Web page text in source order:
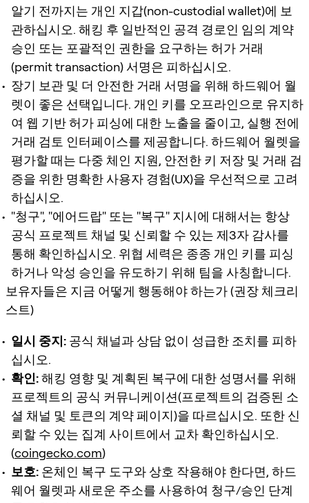
알기 전까지는 개인 지갑(non-custodial wallet)에 보
관하십시오. 해킹 후 일반적인 공격 경로인 임의 계약
승인 또는 포괄적인 권한을 요구하는 허가 거래
(permit transaction) 서명은 피하십시오.
장기 보관 및 더 안전한 거래 서명을 위해 하드웨어 월
렛이 좋은 선택입니다. 개인 키를 오프라인으로 유지하
여 웹 기반 허가 피싱에 대한 노출을 줄이고, 실행 전에
거래 검토 인터페이스를 제공합니다. 하드웨어 월렛을
평가할 때는 다중 체인 지원, 안전한 키 저장 및 거래 검
증을 위한 명확한 사용자 경험(UX)을 우선적으로 고려
하십시오.
"청구", "에어드랍" 또는 "복구" 지시에 대해서는 항상
공식 프로젝트 채널 및 신뢰할 수 있는 제3자 감사를
통해 확인하십시오. 위협 세력은 종종 개인 키를 피싱
하거나 악성 승인을 유도하기 위해 팀을 사칭합니다.
보유자들은 지금 어떻게 행동해야 하는가 (권장 체크리
스트)
일시 중지: 공식 채널과 상담 없이 성급한 조치를 피하
십시오.
확인:해킹 영향 및 계획된 복구에 대한 성명서를 위해
프로젝트의 공식 커뮤니케이션(프로젝트의 검증된 소
셜 채널 및 토큰의 계약 페이지)을 따르십시오. 또한 신
뢰할 수 있는 집계 사이트에서 교차 확인하십시오.
(coingecko.com)
보호: 온체인 복구 도구와 상호 작용해야 한다면, 하드
웨어 월렛과 새로운 주소를 사용하여 청구/승인 단계